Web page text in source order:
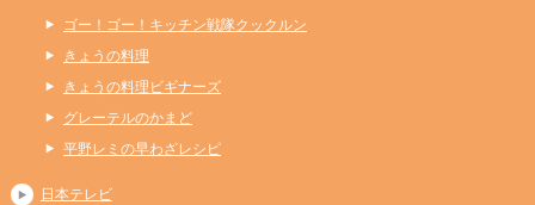
ゴー！ゴー！キッチン戦隊クックルン
きょうの料理
きょうの料理ビギナーズ
グレーテルのかまど
平野レミの早わざレシピ
日本テレビ